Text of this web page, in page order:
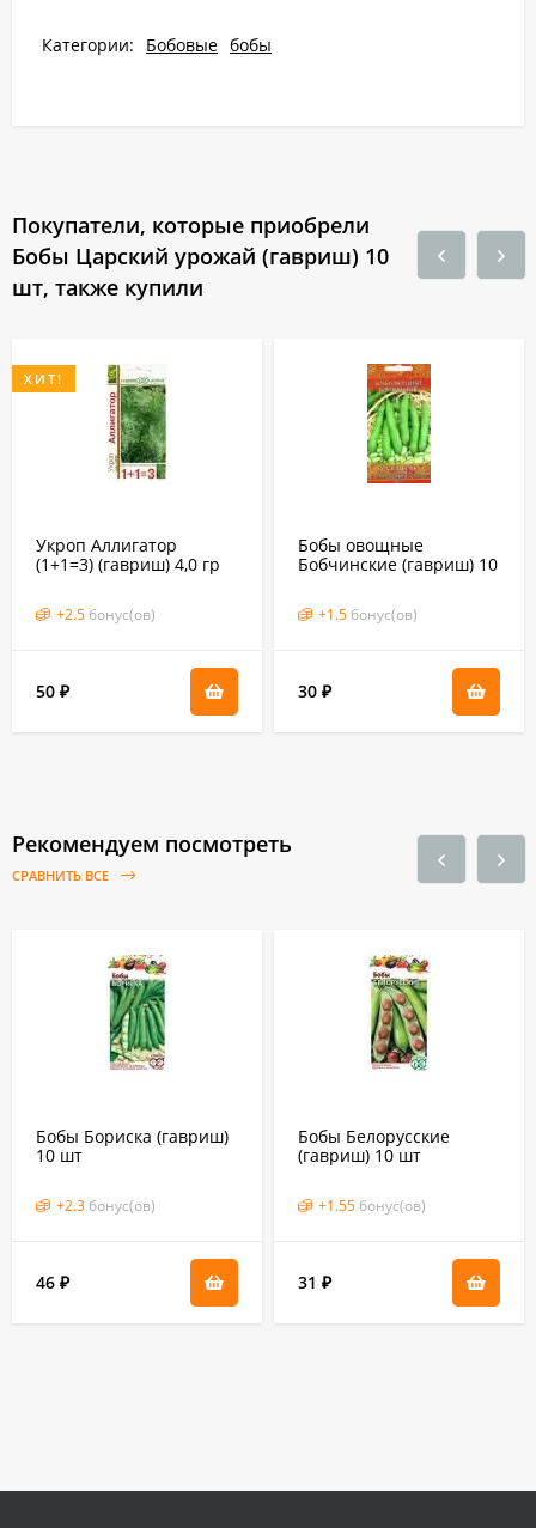
Категории: Бобовые бобы
Покупатели, которые приобрели
Бобы Царский урожай (гавриш) 10
шт, также купили
ХИТ!
Укроп Аллигатор
(1+1=3) (гавриш) 4,0 гр
+2.5 бонус(ов)
50 ₽
Бобы овощные
Бобчинские (гавриш) 10
+1.5 бонус(ов)
30 ₽
Рекомендуем посмотреть
СРАВНИТЬ ВСЕ
Бобы Бориска (гавриш)
10 шт
+2.3 бонус(ов)
46 ₽
Бобы Белорусские
(гавриш) 10 шт
+1.55 бонус(ов)
31 ₽